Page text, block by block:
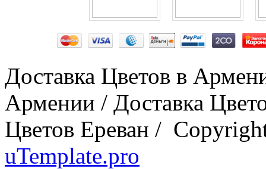
Доставка Цветов в
Армении / Доставка
Цветов Ереван /
uTemplate.pro